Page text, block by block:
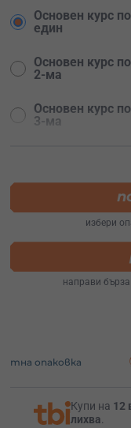
Основен курс
един
Основен курс
2-ма
Основен курс
3-ма
Основен курс
Основен курс
5-ма
Основен курс
избери
направи
Купи на 12
лихва.